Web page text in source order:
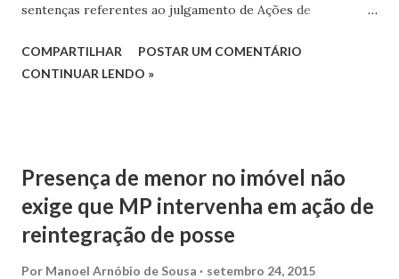
sentenças referentes ao julgamento de Ações de
Administração Pública e Licitação. Essas ações estão
COMPARTILHAR
POSTAR UM COMENTÁRIO
CONTINUAR LENDO »
Presença de menor no imóvel não
exige que MP intervenha em ação de
reintegração de posse
Por Manoel Arnóbio de Sousa setembro 24, 2015